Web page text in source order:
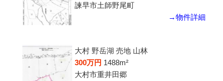
諫早市土師野尾町
→物件詳細
大村 野岳湖 売地 山林
300万円 1488m²
大村市重井田郷